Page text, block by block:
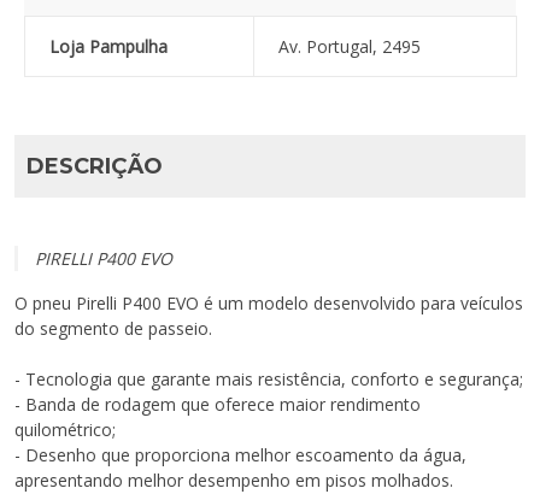
Loja Pampulha Av. Portugal, 2495
DESCRIÇÃO
PIRELLI P400 EVO
O pneu Pirelli P400 EVO é um modelo desenvolvido para veículos
do segmento de passeio.
- Tecnologia que garante mais resistência, conforto e segurança;
- Banda de rodagem que oferece maior rendimento
quilométrico;
- Desenho que proporciona melhor escoamento da água,
apresentando melhor desempenho em pisos molhados.